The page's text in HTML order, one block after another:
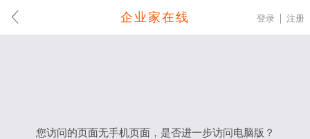
企业家在线 登录 注册
您访问的页面无手机页面，是否进一步访问电脑版？